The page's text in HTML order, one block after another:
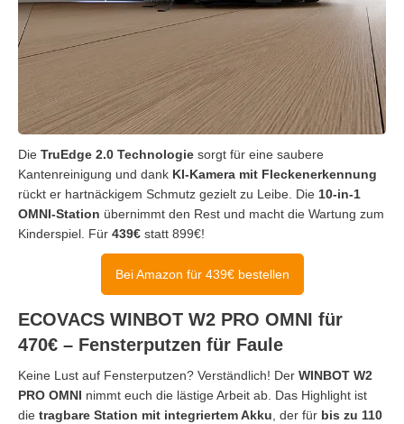
Die TruEdge 2.0 Technologie sorgt für eine saubere
Kantenreinigung und dank KI-Kamera mit Fleckenerkennung
rückt er hartnäckigem Schmutz gezielt zu Leibe. Die 10-in-1
OMNI-Station übernimmt den Rest und macht die Wartung zum
Kinderspiel. Für 439€ statt 899€!
Bei Amazon für 439€ bestellen
ECOVACS WINBOT W2 PRO OMNI für
470€ – Fensterputzen für Faule
Keine Lust auf Fensterputzen? Verständlich! Der WINBOT W2
PRO OMNI nimmt euch die lästige Arbeit ab. Das Highlight ist
die tragbare Station mit integriertem Akku, der für bis zu 110